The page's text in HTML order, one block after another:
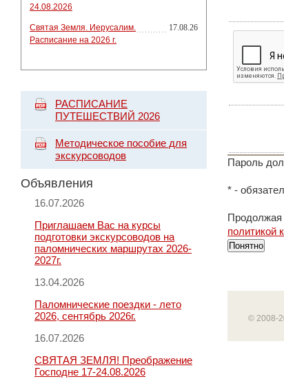
24.08.2026
Святая Земля. Иерусалим.
Расписание на 2026 г.
17.08.26
РАСПИСАНИЕ
ПУТЕШЕСТВИЙ 2026
Методическое пособие для
экскурсоводов
Объявления
16.07.2026
Приглашаем Вас на курсы
подготовки экскурсоводов на
паломнических маршрутах 2026-
2027г.
13.04.2026
Паломнические поездки - лето
2026, сентябрь 2026г.
16.07.2026
СВЯТАЯ ЗЕМЛЯ! Преображение
Господне 17-24.08.2026
Пароль
* -
Продолжая
политикой
Понятно
© 2008-